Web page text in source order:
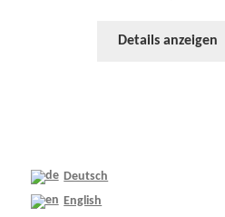
Details anzeigen
Deutsch
English